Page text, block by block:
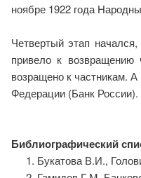
ноябре 1922 года
Четвертый этап
привело к
возращено к частникам.
Федерации (Банк
Библиографический
Букатова В.И.,